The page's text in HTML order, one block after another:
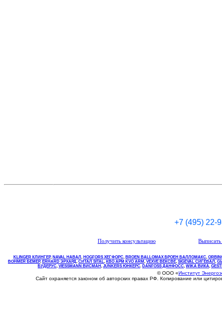
+7 (495) 22-
Получить консультацию
KLINGER КЛИНГЕР, NAVAL НАВАЛ , НOGFORS ХЕГФОРС, BROEN BALLOMAX БРОЕН БАЛЛОМАКС,
BOHMER БЕМЕР, ERHARD ЭРХАРД, СИТАЛ SITAL, КВО АРМ KVO ARM, VEXVE ВЕКСВЕ, SIGEVAL СИГЕВАЛ ,
БУДЕРУС, VIESSMANN ВИСМАН , JUNKERS ЮНКЕРС. DANFOSS ДАНФОСС, WIKA ВИКА,
© ООО «Институт
Сайт охраняется законом об авторских правах РФ. Копирование или